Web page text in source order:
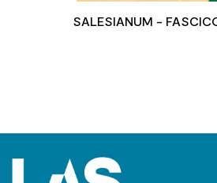
SALESIANUM -